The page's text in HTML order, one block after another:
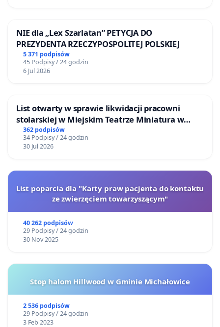
NIE dla „Lex Szarlatan” PETYCJA DO
PREZYDENTA RZECZYPOSPOLITEJ POLSKIEJ
5 371 podpisów
45 Podpisy / 24 godzin
6 Jul 2026
List otwarty w sprawie likwidacji pracowni
stolarskiej w Miejskim Teatrze Miniatura w
Gdańsku
362 podpisów
34 Podpisy / 24 godzin
30 Jul 2026
List poparcia dla "Karty praw pacjenta do kontaktu
ze zwierzęciem towarzyszącym"
40 262 podpisów
29 Podpisy / 24 godzin
30 Nov 2025
Stop halom Hillwood w Gminie Michałowice
2 536 podpisów
29 Podpisy / 24 godzin
3 Feb 2023